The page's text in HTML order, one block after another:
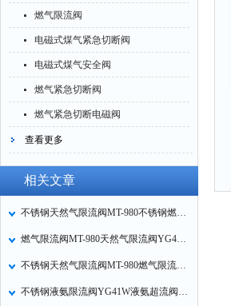
燃气限流阀
电磁式煤气紧急切断阀
电磁式煤气安全阀
燃气紧急切断阀
燃气紧急切断电磁阀
查看更多
相关文章
不锈钢天然气限流阀MT-980不锈钢燃气限流阀YG41W的作用原理
燃气限流阀MT-980天然气限流阀YG41W不锈钢液氨限流阀作用原理
不锈钢天然气限流阀MT-980燃气限流阀YG41W的作用原理
不锈钢液氨限流阀YG41W液氨超流阀的作用原理与结构说明